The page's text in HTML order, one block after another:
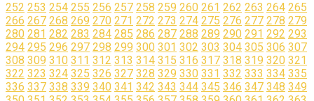
252 253 254 255 256 257 258 259 260 261 262 263 264 265
266 267 268 269 270 271 272 273 274 275 276 277 278 279
280 281 282 283 284 285 286 287 288 289 290 291 292 293
294 295 296 297 298 299 300 301 302 303 304 305 306 307
308 309 310 311 312 313 314 315 316 317 318 319 320 321
322 323 324 325 326 327 328 329 330 331 332 333 334 335
336 337 338 339 340 341 342 343 344 345 346 347 348 349